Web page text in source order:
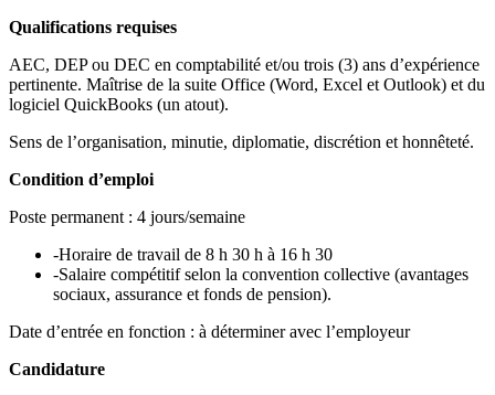
Qualifications requises
AEC, DEP ou DEC en comptabilité et/ou trois (3) ans d’expérience
pertinente. Maîtrise de la suite Office (Word, Excel et Outlook) et du
logiciel QuickBooks (un atout).
Sens de l’organisation, minutie, diplomatie, discrétion et honnêteté.
Condition d’emploi
Poste permanent : 4 jours/semaine
-Horaire de travail de 8 h 30 h à 16 h 30
-Salaire compétitif selon la convention collective (avantages
sociaux, assurance et fonds de pension).
Date d’entrée en fonction : à déterminer avec l’employeur
Candidature